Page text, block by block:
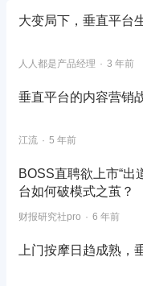
大变局下，垂直平台
人人都是产品经理 3 年前
垂直平台的内容营销
江流 5 年前
BOSS直聘欲上市“出
台如何破模式之茧？
财报研究社pro 6 年前
上门按摩日趋成熟，